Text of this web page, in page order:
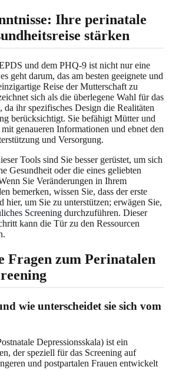
Ihre perinatale
stärken
und dem PHQ-9 ist nicht nur eine
geht darum, das am besten geeignete und
Reise der Mutterschaft zu
sich als die überlegene Wahl für das
da ihr spezifisches Design die Realitäten
berücksichtigt. Sie befähigt Mütter und
genaueren Informationen und ebnet den
und Versorgung.
Tools sind Sie besser gerüstet, um sich
Gesundheit oder die eines geliebten
Sie Veränderungen in Ihrem
bemerken, wissen Sie, dass der erste
hier, um Sie zu unterstützen; erwägen Sie,
Screening durchzuführen. Dieser
kann die Tür zu den Ressourcen
Fragen zum Perinatalen
wie unterscheidet sie sich vom
Depressionsskala) ist ein
der speziell für das Screening auf
und postpartalen Frauen entwickelt